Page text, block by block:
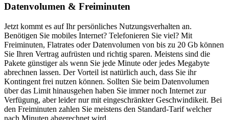
Datenvolumen & Freiminuten
Jetzt kommt es auf Ihr persönliches Nutzungsverhalten an.
Benötigen Sie mobiles Internet? Telefonieren Sie viel? Mit
Freiminuten, Flatrates oder Datenvolumen von bis zu 20 Gb können
Sie Ihren Vertrag aufrüsten und richtig sparen. Meistens sind die
Pakete günstiger als wenn Sie jede Minute oder jedes Megabyte
abrechnen lassen. Der Vorteil ist natürlich auch, dass Sie ihr
Kontingent frei nutzen können. Sollten Sie beim Datenvolumen
über das Limit hinausgehen haben Sie immer noch Internet zur
Verfügung, aber leider nur mit eingeschränkter Geschwindikeit. Bei
den Freiminuten zahlen Sie meistens den Standard-Tarif welcher
nach Minuten abgerechnet wird.